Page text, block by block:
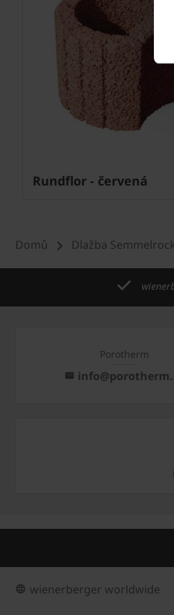
Rundflor - červená
Domů Dlažba
Porotherm
wienerberger worldwide